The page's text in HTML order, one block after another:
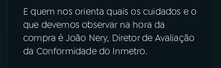
Instagram X
TikTok
E quem nos orienta quais os cuidados e o
que devemos observar na hora da
compra é João Nery, Diretor de Avaliação
da Conformidade do Inmetro.